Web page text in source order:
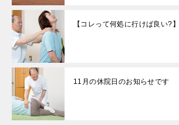
【コレって何処に行けば良い?】
11月の休院日のお知らせです